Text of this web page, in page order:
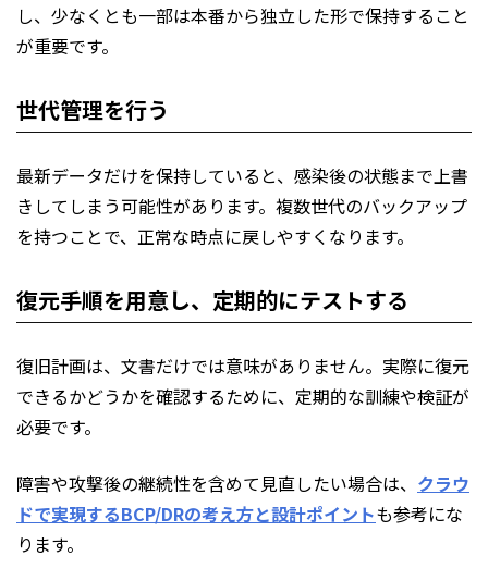
し、少なくとも一部は本番から独立した形で保持すること
が重要です。
世代管理を行う
最新データだけを保持していると、感染後の状態まで上書
きしてしまう可能性があります。複数世代のバックアップ
を持つことで、正常な時点に戻しやすくなります。
復元手順を用意し、定期的にテストする
復旧計画は、文書だけでは意味がありません。実際に復元
できるかどうかを確認するために、定期的な訓練や検証が
必要です。
障害や攻撃後の継続性を含めて見直したい場合は、 クラウ
ドで実現するBCP/DRの考え方と設計ポイントも参考にな
ります。